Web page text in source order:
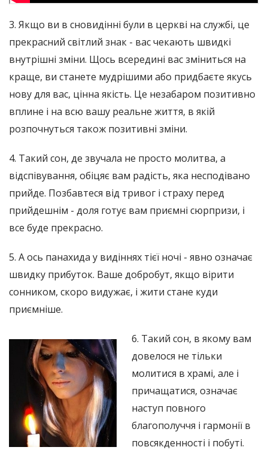
3. Якщо ви в сновидінні були в церкві на службі, це
прекрасний світлий знак - вас чекають швидкі
внутрішні зміни. Щось всередині вас зміниться на
краще, ви станете мудрішими або придбаєте якусь
нову для вас, цінна якість. Це незабаром позитивно
вплине і на всю вашу реальне життя, в якій
розпочнуться також позитивні зміни.
4. Такий сон, де звучала не просто молитва, а
відспівування, обіцяє вам радість, яка несподівано
прийде. Позбавтеся від тривог і страху перед
прийдешнім - доля готує вам приємні сюрпризи, і
все буде прекрасно.
5. А ось панахида у видіннях тієї ночі - явно означає
швидку прибуток. Ваше добробут, якщо вірити
сонником, скоро видужає, і жити стане куди
приємніше.
6. Такий сон, в якому вам
довелося не тільки
молитися в храмі, але і
причащатися, означає
наступ повного
благополуччя і гармонії в
повсякденності і побуті.